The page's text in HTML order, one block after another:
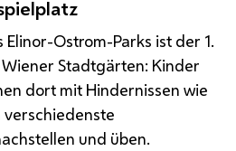
Ostrom-Parks ist der 1.
Stadtgärten: Kinder
dort mit Hindernissen wie
und üben.